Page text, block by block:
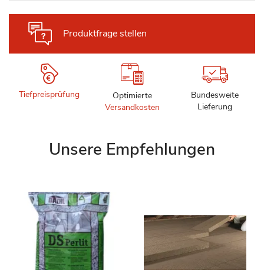
Produktfrage stellen
Tiefpreisprüfung
Optimierte
Versandkosten
Bundesweite
Lieferung
Unsere Empfehlungen